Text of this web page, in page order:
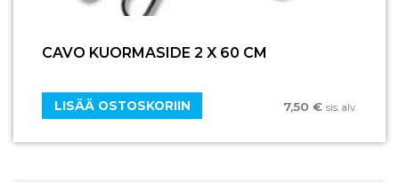
CAVO KUORMASIDE 2 X 60 CM
7,50 € sis. alv.
LISÄÄ OSTOSKORIIN